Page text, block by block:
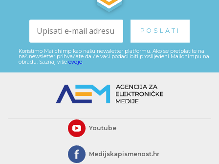
Koristimo Mailchimp kao našu newsletter platformu. Ako se pretplatite na
naš newsletter prihvaćate da će vaši podaci biti proslijeđeni Mailchimpu na
obradu. Saznaj više ovdje
Youtube
Medijskapismenost.hr